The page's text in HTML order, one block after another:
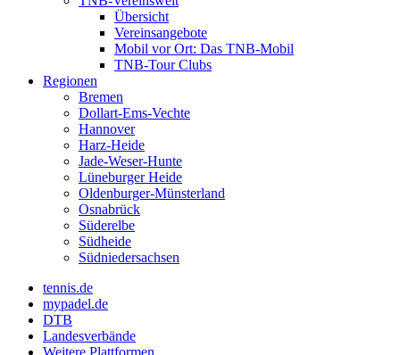
Übersicht
Vereinsangebote
Mobil vor Ort: Das TNB-Mobil
TNB-Tour Clubs
Regionen
Bremen
Dollart-Ems-Vechte
Hannover
Harz-Heide
Jade-Weser-Hunte
Lüneburger Heide
Oldenburger-Münsterland
Osnabrück
Süderelbe
Südheide
Südniedersachsen
tennis.de
mypadel.de
DTB
Landesverbände
Weitere Plattformen